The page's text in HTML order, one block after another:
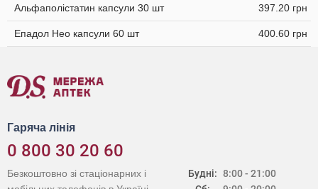
Альфаполістатин капсули 30 шт 397.20 грн
Епадол Нео капсули 60 шт 400.60 грн
Гаряча лінія
0 800 30 20 60
Будні: 8:00 - 21:00
Безкоштовно зі стаціонарних і